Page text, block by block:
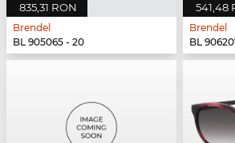
835,31 RON
Brendel
BL 905065 - 20
541,48
Brendel
BL